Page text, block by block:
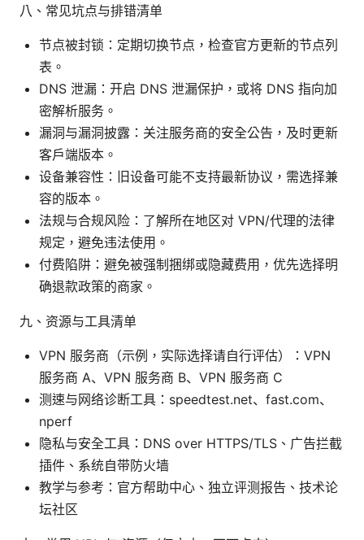
八、常见坑点与排错清单
节点被封锁：定期切换节点，检查官方更新的节点列
表。
DNS 泄漏：开启 DNS 泄漏保护，或将 DNS 指向加
密解析服务。
漏洞与漏洞披露：关注服务商的安全公告，及时更新
客户端版本。
设备兼容性：旧设备可能不支持最新协议，需选择兼
容的版本。
法规与合规风险：了解所在地区对 VPN/代理的法律
规定，避免违法使用。
付费陷阱：避免被强制捆绑或隐藏费用，优先选择明
确退款政策的商家。
九、资源与工具清单
VPN 服务商（示例，实际选择请自行评估）：VPN
服务商 A、VPN 服务商 B、VPN 服务商 C
测速与网络诊断工具：speedtest.net、fast.com、
nperf
隐私与安全工具：DNS over HTTPS/TLS、广告拦截
插件、系统自带防火墙
教学与参考：官方帮助中心、独立评测报告、技术论
坛社区